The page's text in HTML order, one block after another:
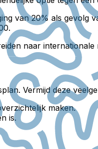
van 20% als gevolg
naar
Vermijd deze
maken.
is.